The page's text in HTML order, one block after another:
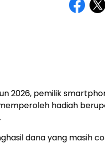
2026, pemilik
hadiah
dana yang masih